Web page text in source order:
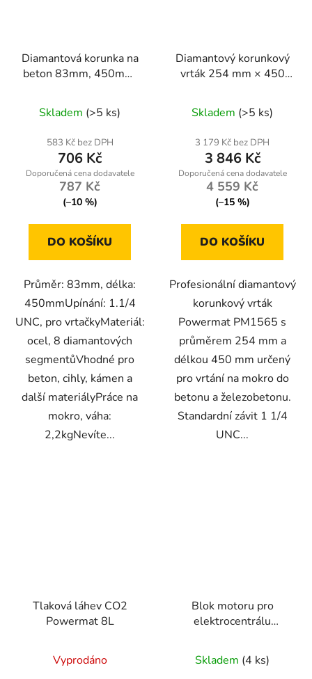
Diamantová korunka na
beton 83mm, 450mm,
Skladem (>5 ks)
583 Kč bez DPH
706 Kč
787 Kč
(–10 %)
DO KOŠÍKU
Průměr: 83mm, délka:
450mmUpínání: 1.1/4
UNC, pro vrtačkyMateriál:
ocel, 8 diamantových
segmentůVhodné pro
beton, cihly, kámen a
další materiályPráce na
mokro, váha:
2,2kgNevíte...
Diamantový korunkový
vrták 254 mm × 450
Powermat PM1565
Skladem (>5 ks)
3 179 Kč bez DPH
3 846 Kč
4 559 Kč
(–15 %)
DO KOŠÍKU
Profesionální diamantový
korunkový vrták
Powermat PM1565 s
průměrem 254 mm a
délkou 450 mm určený
pro vrtání na mokro do
betonu a železobetonu.
Standardní závit 1 1/4
UNC...
Tlaková láhev CO2
Powermat 8L
Vyprodáno
Blok motoru pro
elektrocentrálu
náhradní díl nr783
Skladem (4 ks)